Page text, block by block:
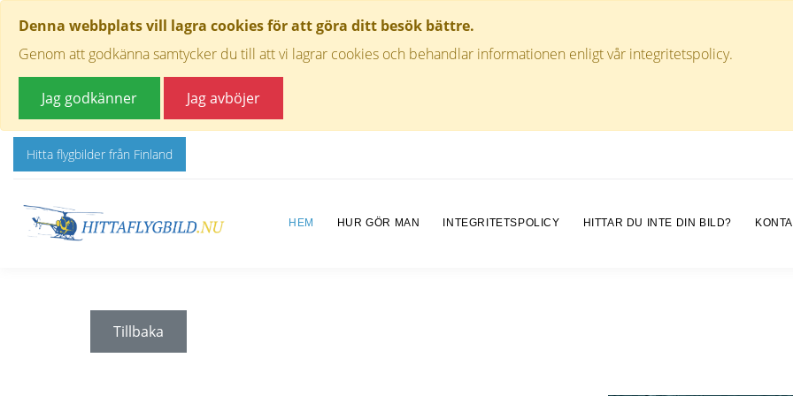
Denna webbplats vill lagra cookies för att göra ditt besök bättre.
Genom att godkänna samtycker du till att vi lagrar cookies och behandlar informationen enligt vår integritetspolicy.
Jag godkänner Jag avböjer
Hitta flygbilder från Finland
HEM HUR GÖR MAN INTEGRITETSPOLICY HITTAR DU INTE DIN BILD?
Tillbaka